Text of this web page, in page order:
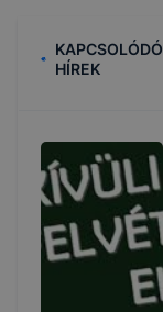
KAPCSOLÓDÓ
HÍREK